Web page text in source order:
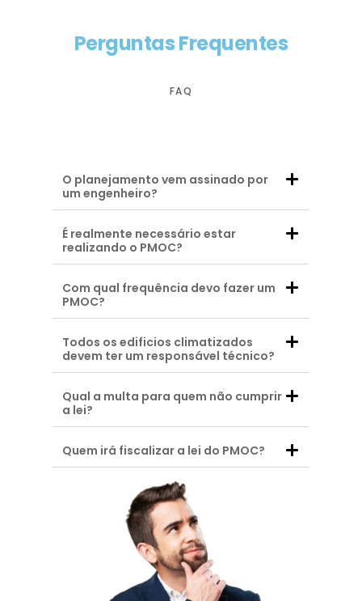
Perguntas Frequentes
FAQ
O planejamento vem assinado por
um engenheiro?
É realmente necessário estar
realizando o PMOC?
Com qual frequência devo fazer um
PMOC?
Todos os edificios climatizados
devem ter um responsável técnico?
Qual a multa para quem não cumprir
a lei?
Quem irá fiscalizar a lei do PMOC?